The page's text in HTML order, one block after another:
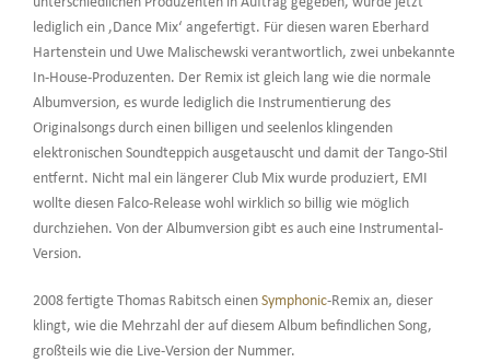
lediglich ein ‚Dance Mix‘ angefertigt. Für diesen waren Eberhard
Hartenstein und Uwe Malischewski verantwortlich, zwei unbekannte
In-House-Produzenten. Der Remix ist gleich lang wie die normale
Albumversion, es wurde lediglich die Instrumentierung des
Originalsongs durch einen billigen und seelenlos klingenden
elektronischen Soundteppich ausgetauscht und damit der Tango-Stil
entfernt. Nicht mal ein längerer Club Mix wurde produziert, EMI
wollte diesen Falco-Release wohl wirklich so billig wie möglich
durchziehen. Von der Albumversion gibt es auch eine Instrumental-
Version.
2008 fertigte Thomas Rabitsch einen Symphonic-Remix an, dieser
klingt, wie die Mehrzahl der auf diesem Album befindlichen Song,
großteils wie die Live-Version der Nummer.